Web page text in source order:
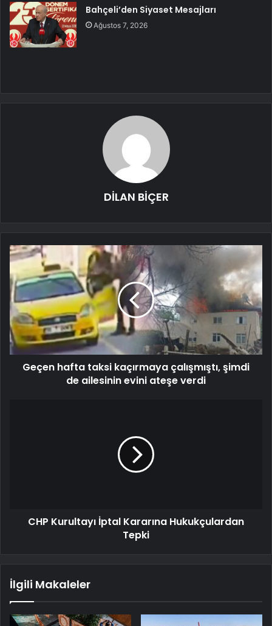
Bahçeli’den Siyaset Mesajları
Ağustos 7, 2026
DİLAN BİÇER
Geçen hafta taksi kaçırmaya çalışmıştı, şimdi
de ailesinin evini ateşe verdi
CHP Kurultayı İptal Kararına Hukukçulardan
Tepki
İlgili Makaleler